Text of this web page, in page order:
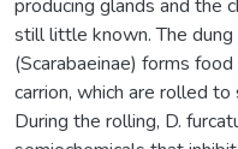
producing glands and the
still little known. The
(Scarabaeinae) forms
carrion, which are rolled
During the rolling, D.